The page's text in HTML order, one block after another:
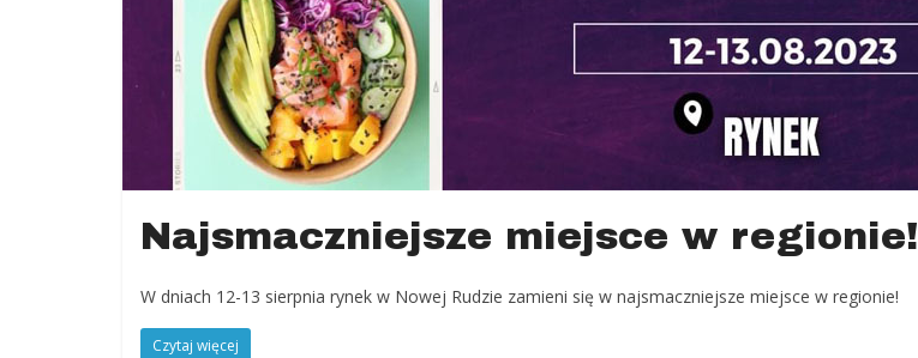
wiadomości,
wydarzenia
kulturalne,
Najsmaczniejsze miejsce w regionie!
W dniach 12-13 sierpnia rynek w Nowej Rudzie zamieni się w najsmaczniejsze miejsce w regionie!
Czytaj więcej